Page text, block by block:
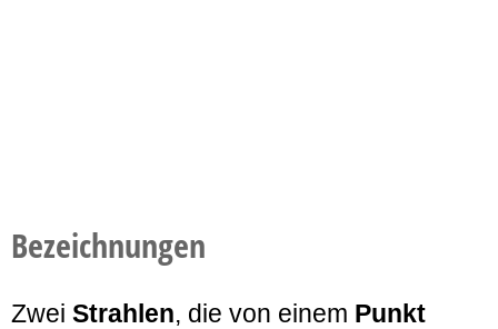
Bezeichnungen
Zwei Strahlen, die von einem Punkt